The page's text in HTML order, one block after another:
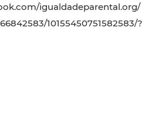
igualdadeparental.org/
10155450751582583/?